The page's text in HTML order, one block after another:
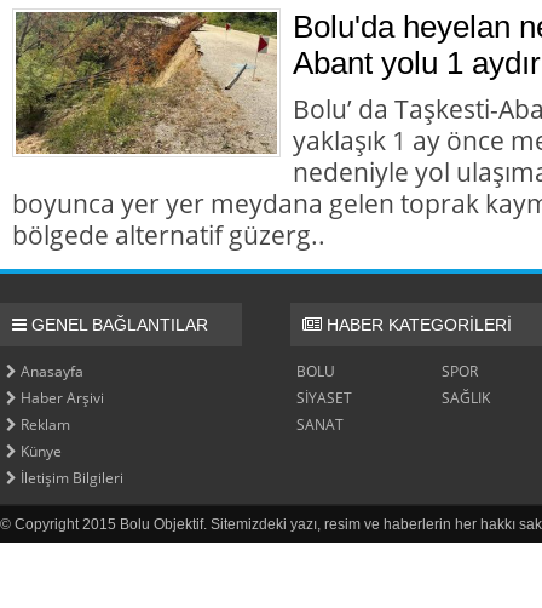
Bolu'da heyelan
Abant yolu 1
Bolu’ da Taşkesti-
yaklaşık 1 ay önce
nedeniyle yol
boyunca yer yer meydana gelen toprak
bölgede alternatif güzerg..
GENEL BAĞLANTILAR
Anasayfa
Haber Arşivi
Reklam
Künye
İletişim Bilgileri
HABER KATEGORİLERİ
BOLU
SPOR
SİYASET
SAĞLIK
SANAT
© Copyright 2015 Bolu Objektif. Sitemizdeki yazı, resim ve haberlerin her hakkı